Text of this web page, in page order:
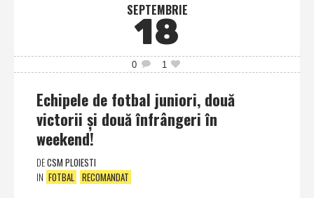
SEPTEMBRIE
18
0 1
Echipele de fotbal juniori, două
victorii şi două înfrângeri în
weekend!
DECSM PLOIESTI
IN FOTBAL RECOMANDAT